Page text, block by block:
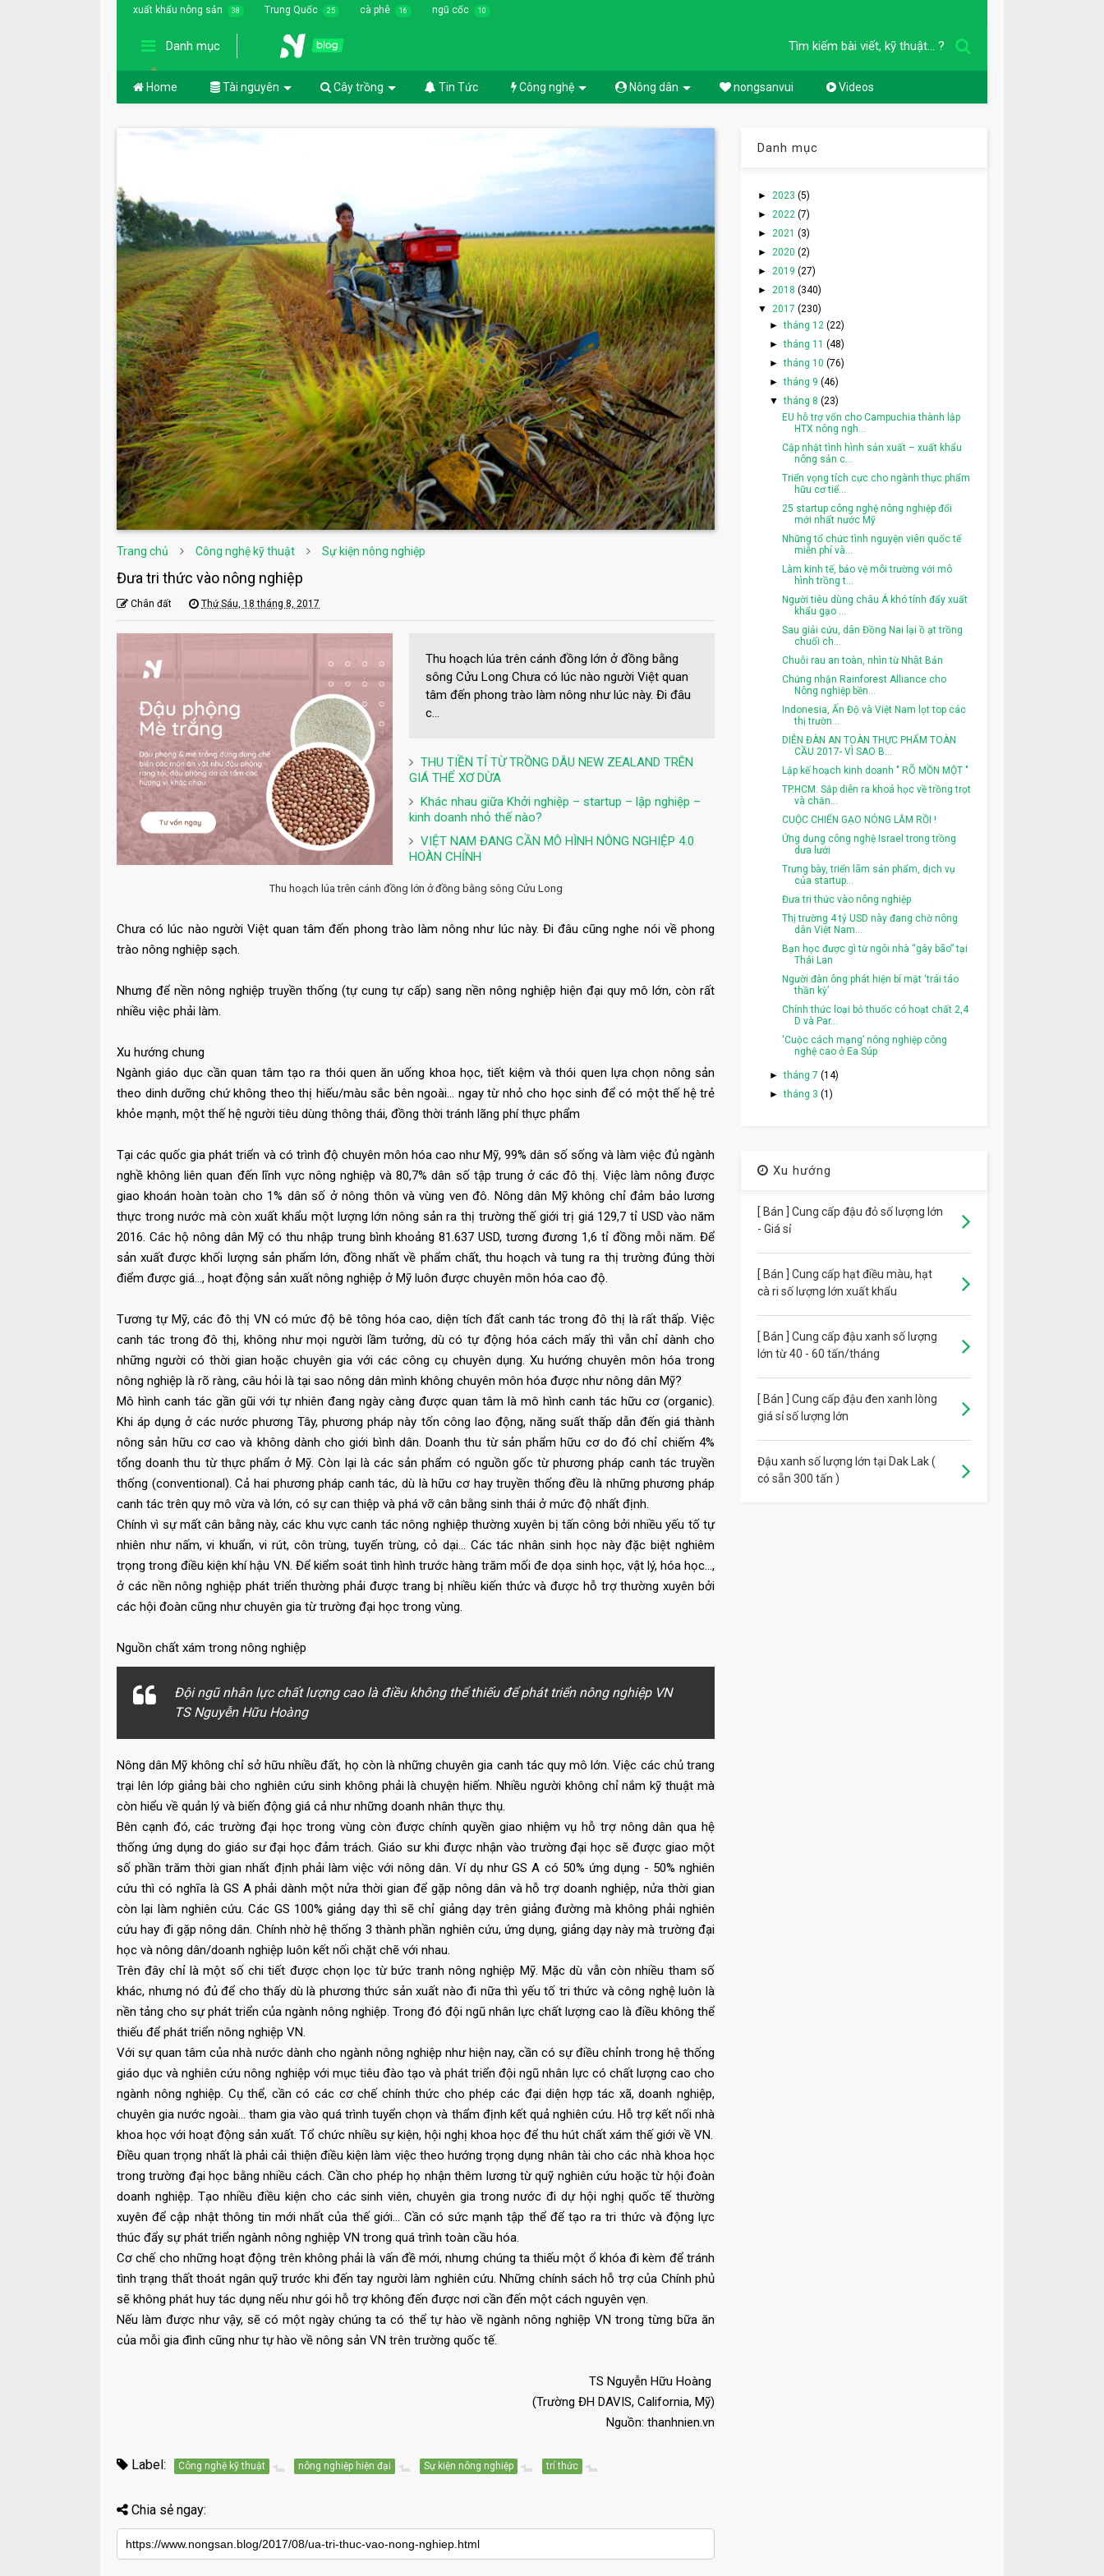
xuất khẩu nông sản 38 Trung Quốc 25 cà phê 16 ngũ cốc 10
Danh mục Tìm kiếm bài viết, kỹ thuật... ?
Home Tài nguyên Cây trồng Tin Tức Công nghệ Nông dân nongsanvui Videos
Trang chủ Công nghệ kỹ thuật Sự kiện nông nghiệp
Đưa tri thức vào nông nghiệp
Chân đất Thứ Sáu, 18 tháng 8, 2017
Thu hoạch lúa trên cánh đồng lớn ở đồng bằng
sông Cửu Long Chưa có lúc nào người Việt quan
tâm đến phong trào làm nông như lúc này. Đi đâu
c...
THU TIỀN TỈ TỪ TRỒNG DÂU NEW ZEALAND TRÊN
GIÁ THỂ XƠ DỪA
Khác nhau giữa Khởi nghiệp – startup – lập nghiệp –
kinh doanh nhỏ thế nào?
VIỆT NAM ĐANG CẦN MÔ HÌNH NÔNG NGHIỆP 4.0
HOÀN CHỈNH
Thu hoạch lúa trên cánh đồng lớn ở đồng bằng sông Cửu Long
Chưa có lúc nào người Việt quan tâm đến phong trào làm nông như lúc này. Đi đâu cũng nghe nói về phong
trào nông nghiệp sạch.
Nhưng để nền nông nghiệp truyền thống (tự cung tự cấp) sang nền nông nghiệp hiện đại quy mô lớn, còn rất
nhiều việc phải làm.
Xu hướng chung
Ngành giáo dục cần quan tâm tạo ra thói quen ăn uống khoa học, tiết kiệm và thói quen lựa chọn nông sản
theo dinh dưỡng chứ không theo thị hiếu/màu sắc bên ngoài... ngay từ nhỏ cho học sinh để có một thế hệ trẻ
khỏe mạnh, một thế hệ người tiêu dùng thông thái, đồng thời tránh lãng phí thực phẩm
Tại các quốc gia phát triển và có trình độ chuyên môn hóa cao như Mỹ, 99% dân số sống và làm việc đủ ngành
nghề không liên quan đến lĩnh vực nông nghiệp và 80,7% dân số tập trung ở các đô thị. Việc làm nông được
giao khoán hoàn toàn cho 1% dân số ở nông thôn và vùng ven đô. Nông dân Mỹ không chỉ đảm bảo lương
thực trong nước mà còn xuất khẩu một lượng lớn nông sản ra thị trường thế giới trị giá 129,7 tỉ USD vào năm
2016. Các hộ nông dân Mỹ có thu nhập trung bình khoảng 81.637 USD, tương đương 1,6 tỉ đồng mỗi năm. Để
sản xuất được khối lượng sản phẩm lớn, đồng nhất về phẩm chất, thu hoạch và tung ra thị trường đúng thời
điểm được giá…, hoạt động sản xuất nông nghiệp ở Mỹ luôn được chuyên môn hóa cao độ.
Tương tự Mỹ, các đô thị VN có mức độ bê tông hóa cao, diện tích đất canh tác trong đô thị là rất thấp. Việc
canh tác trong đô thị, không như mọi người lầm tưởng, dù có tự động hóa cách mấy thì vẫn chỉ dành cho
những người có thời gian hoặc chuyên gia với các công cụ chuyên dụng. Xu hướng chuyên môn hóa trong
nông nghiệp là rõ ràng, câu hỏi là tại sao nông dân mình không chuyên môn hóa được như nông dân Mỹ?
Mô hình canh tác gần gũi với tự nhiên đang ngày càng được quan tâm là mô hình canh tác hữu cơ (organic).
Khi áp dụng ở các nước phương Tây, phương pháp này tốn công lao động, năng suất thấp dẫn đến giá thành
nông sản hữu cơ cao và không dành cho giới bình dân. Doanh thu từ sản phẩm hữu cơ do đó chỉ chiếm 4%
tổng doanh thu từ thực phẩm ở Mỹ. Còn lại là các sản phẩm có nguồn gốc từ phương pháp canh tác truyền
thống (conventional). Cả hai phương pháp canh tác, dù là hữu cơ hay truyền thống đều là những phương pháp
canh tác trên quy mô vừa và lớn, có sự can thiệp và phá vỡ cân bằng sinh thái ở mức độ nhất định.
Chính vì sự mất cân bằng này, các khu vực canh tác nông nghiệp thường xuyên bị tấn công bởi nhiều yếu tố tự
nhiên như nấm, vi khuẩn, vi rút, côn trùng, tuyến trùng, cỏ dại... Các tác nhân sinh học này đặc biệt nghiêm
trọng trong điều kiện khí hậu VN. Để kiểm soát tình hình trước hàng trăm mối đe dọa sinh học, vật lý, hóa học...,
ở các nền nông nghiệp phát triển thường phải được trang bị nhiều kiến thức và được hỗ trợ thường xuyên bởi
các hội đoàn cũng như chuyên gia từ trường đại học trong vùng.
Nguồn chất xám trong nông nghiệp
Đội ngũ nhân lực chất lượng cao là điều không thể thiếu để phát triển nông nghiệp VN
TS Nguyễn Hữu Hoàng
Nông dân Mỹ không chỉ sở hữu nhiều đất, họ còn là những chuyên gia canh tác quy mô lớn. Việc các chủ trang
trại lên lớp giảng bài cho nghiên cứu sinh không phải là chuyện hiếm. Nhiều người không chỉ nắm kỹ thuật mà
còn hiểu về quản lý và biến động giá cả như những doanh nhân thực thụ.
Bên cạnh đó, các trường đại học trong vùng còn được chính quyền giao nhiệm vụ hỗ trợ nông dân qua hệ
thống ứng dụng do giáo sư đại học đảm trách. Giáo sư khi được nhận vào trường đại học sẽ được giao một
số phần trăm thời gian nhất định phải làm việc với nông dân. Ví dụ như GS A có 50% ứng dụng - 50% nghiên
cứu thì có nghĩa là GS A phải dành một nửa thời gian để gặp nông dân và hỗ trợ doanh nghiệp, nửa thời gian
còn lại làm nghiên cứu. Các GS 100% giảng dạy thì sẽ chỉ giảng dạy trên giảng đường mà không phải nghiên
cứu hay đi gặp nông dân. Chính nhờ hệ thống 3 thành phần nghiên cứu, ứng dụng, giảng dạy này mà trường đại
học và nông dân/doanh nghiệp luôn kết nối chặt chẽ với nhau.
Trên đây chỉ là một số chi tiết được chọn lọc từ bức tranh nông nghiệp Mỹ. Mặc dù vẫn còn nhiều tham số
khác, nhưng nó đủ để cho thấy dù là phương thức sản xuất nào đi nữa thì yếu tố tri thức và công nghệ luôn là
nền tảng cho sự phát triển của ngành nông nghiệp. Trong đó đội ngũ nhân lực chất lượng cao là điều không thể
thiếu để phát triển nông nghiệp VN.
Với sự quan tâm của nhà nước dành cho ngành nông nghiệp như hiện nay, cần có sự điều chỉnh trong hệ thống
giáo dục và nghiên cứu nông nghiệp với mục tiêu đào tạo và phát triển đội ngũ nhân lực có chất lượng cao cho
ngành nông nghiệp. Cụ thể, cần có các cơ chế chính thức cho phép các đại diện hợp tác xã, doanh nghiệp,
chuyên gia nước ngoài… tham gia vào quá trình tuyển chọn và thẩm định kết quả nghiên cứu. Hỗ trợ kết nối nhà
khoa học với hoạt động sản xuất. Tổ chức nhiều sự kiện, hội nghị khoa học để thu hút chất xám thế giới về VN.
Điều quan trọng nhất là phải cải thiện điều kiện làm việc theo hướng trọng dụng nhân tài cho các nhà khoa học
trong trường đại học bằng nhiều cách. Cần cho phép họ nhận thêm lương từ quỹ nghiên cứu hoặc từ hội đoàn
doanh nghiệp. Tạo nhiều điều kiện cho các sinh viên, chuyên gia trong nước đi dự hội nghị quốc tế thường
xuyên để cập nhật thông tin mới nhất của thế giới… Cần có sức mạnh tập thể để tạo ra tri thức và động lực
thúc đẩy sự phát triển ngành nông nghiệp VN trong quá trình toàn cầu hóa.
Cơ chế cho những hoạt động trên không phải là vấn đề mới, nhưng chúng ta thiếu một ổ khóa đi kèm để tránh
tình trạng thất thoát ngân quỹ trước khi đến tay người làm nghiên cứu. Những chính sách hỗ trợ của Chính phủ
sẽ không phát huy tác dụng nếu như gói hỗ trợ không đến được nơi cần đến một cách nguyên vẹn.
Nếu làm được như vậy, sẽ có một ngày chúng ta có thể tự hào về ngành nông nghiệp VN trong từng bữa ăn
của mỗi gia đình cũng như tự hào về nông sản VN trên trường quốc tế.
TS Nguyễn Hữu Hoàng
(Trường ĐH DAVIS, California, Mỹ)
Nguồn: thanhnien.vn
Label: Công nghệ kỹ thuật nông nghiệp hiện đại Sự kiện nông nghiệp trí thức
Chia sẻ ngay:
Danh mục
► 2023 (5)
► 2022 (7)
► 2021 (3)
► 2020 (2)
► 2019 (27)
► 2018 (340)
▼ 2017 (230)
►tháng 12(22)
►tháng 11(48)
►tháng 10(76)
►tháng 9(46)
▼tháng 8(23)
EU hỗ trợ vốn cho Campuchia thành lập
HTX nông ngh...
Cập nhật tình hình sản xuất – xuất khẩu
nông sản c...
Triển vọng tích cực cho ngành thực phẩm
hữu cơ tiể...
25 startup công nghệ nông nghiệp đổi
mới nhất nước Mỹ
Những tổ chức tình nguyện viên quốc tế
miễn phí và...
Làm kinh tế, bảo vệ môi trường với mô
hình trồng t...
Người tiêu dùng châu Á khó tính đẩy xuất
khẩu gạo ...
Sau giải cứu, dân Đồng Nai lại ồ ạt trồng
chuối ch...
Chuỗi rau an toàn, nhìn từ Nhật Bản
Chứng nhận Rainforest Alliance cho
Nông nghiệp bền...
Indonesia, Ấn Độ và Việt Nam lọt top các
thị trườn...
DIỄN ĐÀN AN TOÀN THỰC PHẨM TOÀN
CẦU 2017- VÌ SAO B...
Lập kế hoạch kinh doanh " RÕ MỒN MỘT "
TP.HCM: Sắp diễn ra khoá học về trồng trọt
và chăn...
CUỘC CHIẾN GẠO NÓNG LẮM RỒI !
Ứng dụng công nghệ Israel trong trồng
dưa lưới
Trưng bày, triển lãm sản phẩm, dịch vụ
của startup...
Đưa tri thức vào nông nghiệp
Thị trường 4 tỷ USD này đang chờ nông
dân Việt Nam...
Bạn học được gì từ ngôi nhà “gây bão” tại
Thái Lan
Người đàn ông phát hiện bí mật ‘trái táo
thần kỳ’
Chính thức loại bỏ thuốc có hoạt chất 2,4
D và Par...
‘Cuộc cách mạng’ nông nghiệp công
nghệ cao ở Ea Súp
►tháng 7(14)
►tháng 3(1)
Xu hướng
[ Bán ] Cung cấp đậu đỏ số lượng lớn
- Giá sỉ
[ Bán ] Cung cấp hạt điều màu, hạt
cà ri số lượng lớn xuất khẩu
[ Bán ] Cung cấp đậu xanh số lượng
lớn từ 40 - 60 tấn/tháng
[ Bán ] Cung cấp đậu đen xanh lòng
giá sỉ số lượng lớn
Đậu xanh số lượng lớn tại Dak Lak (
có sẵn 300 tấn )